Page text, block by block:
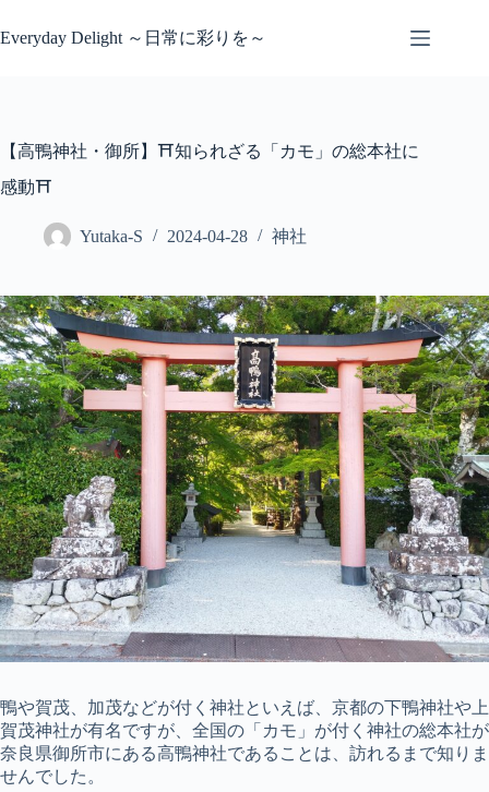
ン
ス
ッ
Everyday Delight ～日常に彩りを～
【高鴨神社・御所】⛩️知られざる「カモ」の総本社に
感動⛩️
Yutaka-S 2024-04-28 神社
鴨や賀茂、加茂などが付く神社といえば、京都の下鴨神社や上
賀茂神社が有名ですが、全国の「カモ」が付く神社の総本社が
奈良県御所市にある高鴨神社であることは、訪れるまで知りま
せんでした。